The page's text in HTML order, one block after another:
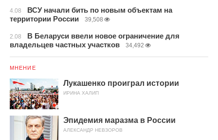
4.08
ВСУ начали бить по новым объектам на
территории России
39,508
2.08
В Беларуси ввели новое ограничение для
владельцев частных участков
34,492
МНЕНИЕ
Лукашенко проиграл истории
ИРИНА ХАЛИП
Эпидемия маразма в России
АЛЕКСАНДР НЕВЗОРОВ